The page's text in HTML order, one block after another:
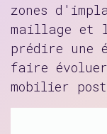
zones
maillage et
prédire une
faire
mobilier